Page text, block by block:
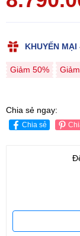
KHUYẾN
Giảm 50%
Chia sẻ ngay:
Chia sẻ